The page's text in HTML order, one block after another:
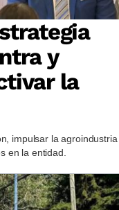
y
la
impulsar la agroindustria
en la entidad.